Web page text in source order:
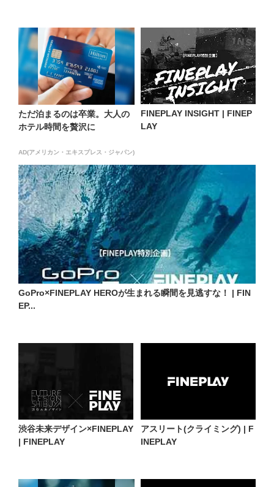
ただ泊まるのは卒業。大人の
ホテル時間を贅沢に
AD(アメリカン・エキスプレス・ジャパン)
FINEPLAY INSIGHT | FINEP
LAY
GoPro×FINEPLAY HEROが生まれる瞬間を見逃すな！ | FIN
EP...
渋谷未来デザイン×FINEPLAY
| FINEPLAY
アスリート(クライミング) | F
INEPLAY